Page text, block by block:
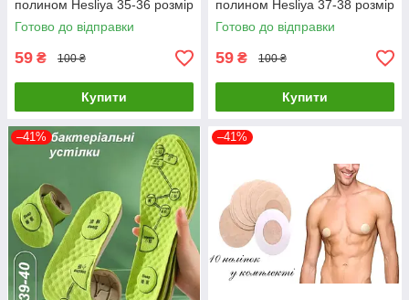
полином Hesliya 35-36 розмір
Готово до відправки
59 ₴ 100 ₴
Купити
полином Hesliya 37-38 розмір
Готово до відправки
59 ₴ 100 ₴
Купити
–41% –41%